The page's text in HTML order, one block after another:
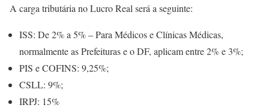
A carga tributária no Lucro Real será a seguinte:
ISS: De 2% a 5% – Para Médicos e Clínicas Médicas,
normalmente as Prefeituras e o DF, aplicam entre 2% e 3%;
PIS e COFINS: 9,25%;
CSLL: 9%;
IRPJ: 15%